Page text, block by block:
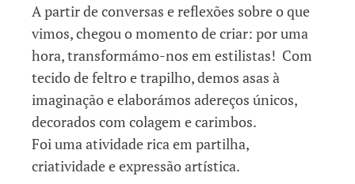
A partir de conversas e reflexões sobre o que
vimos, chegou o momento de criar: por uma
hora, transformámo-nos em estilistas! Com
tecido de feltro e trapilho, demos asas à
imaginação e elaborámos adereços únicos,
decorados com colagem e carimbos.
Foi uma atividade rica em partilha,
criatividade e expressão artística.